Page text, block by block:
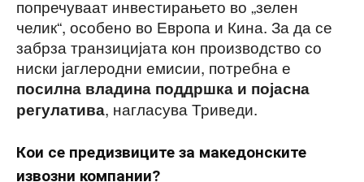
попречуваат инвестирањето во „зелен
челик“, особено во Европа и Кина. За да се
забрза транзицијата кон производство со
ниски јаглеродни емисии, потребна е
посилна владина поддршка и појасна
регулатива, нагласува Триведи.
Кои се предизвиците за македонските
извозни компании?